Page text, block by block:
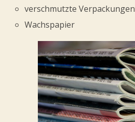
verschmutzte Verpackungen
Wachspapier